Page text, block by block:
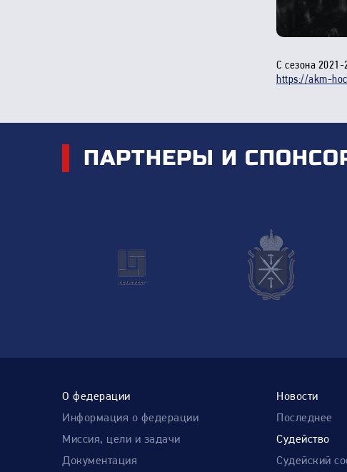
С сезона
https://akm-
ПАРТНЕРЫ И
О федерации
Информация о федерации
Миссия, цели и задачи
Документация
Новости
Последнее
Судейство
Судейский